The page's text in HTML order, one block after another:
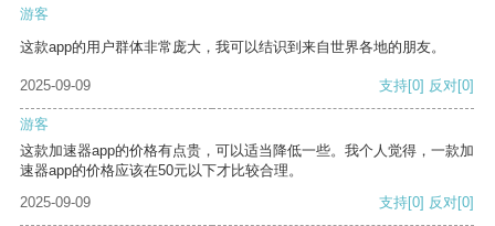
游客
这款app的用户群体非常庞大，我可以结识到来自世界各地的朋友。
2025-09-09 支持[0] 反对[0]
游客
这款加速器app的价格有点贵，可以适当降低一些。我个人觉得，一款加
速器app的价格应该在50元以下才比较合理。
2025-09-09
支持[0] 反对[0]